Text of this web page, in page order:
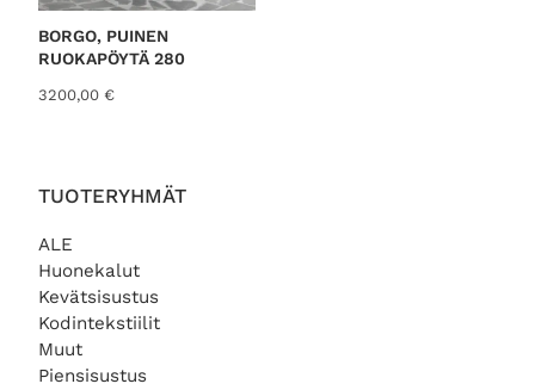
TUOTERYHMÄT
ALE
Huonekalut
Kevätsisustus
Kodintekstiilit
Muut
Piensisustus
h
i
n
a
:
,
0
0
€
a
o
n
0
BORGO, PUINEN
RUOKAPÖYTÄ 280
3200,00 €